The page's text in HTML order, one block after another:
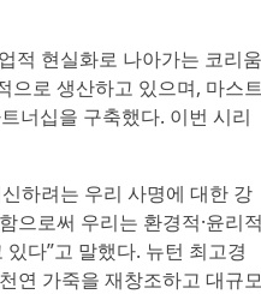
적 현실화로 나아가는 코리움
으로 생산하고 있으며, 마스트
너십을 구축했다. 이번 시리
하려는 우리 사명에 대한 강
으로써 우리는 환경적·윤리적
다”고 말했다. 뉴턴 최고경
연 가죽을 재창조하고 대규모